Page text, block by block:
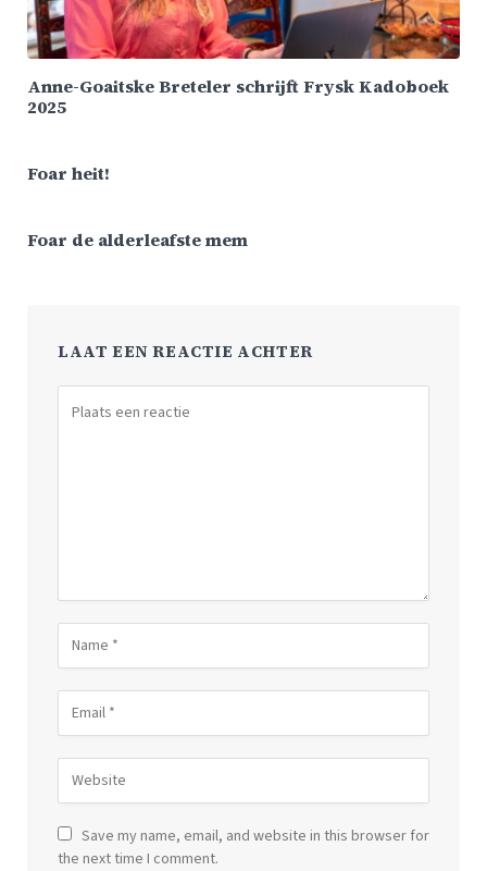
Anne-Goaitske Breteler schrijft Frysk Kadoboek
2025
Foar heit!
Foar de alderleafste mem
LAAT EEN REACTIE ACHTER
Save my name, email, and website in this browser for
the next time I comment.